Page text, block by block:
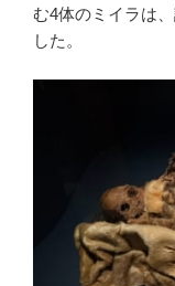
む4体のミイラは
した。